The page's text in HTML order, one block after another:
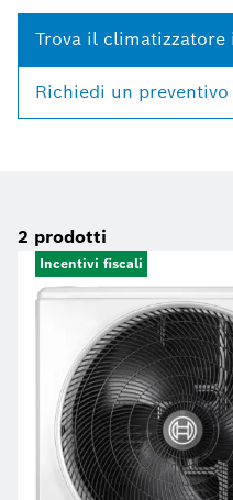
Trova il climatizzatore
Richiedi un
2 prodotti
Incentivi fiscali